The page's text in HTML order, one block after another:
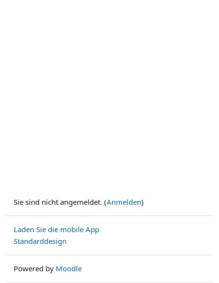
Sie sind nicht angemeldet. (Anmelden)
Laden Sie die mobile App
Standarddesign
Powered by Moodle